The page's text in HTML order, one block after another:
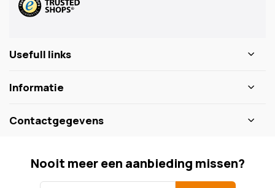
Usefull links
Informatie
Contactgegevens
Nooit meer een aanbieding missen?